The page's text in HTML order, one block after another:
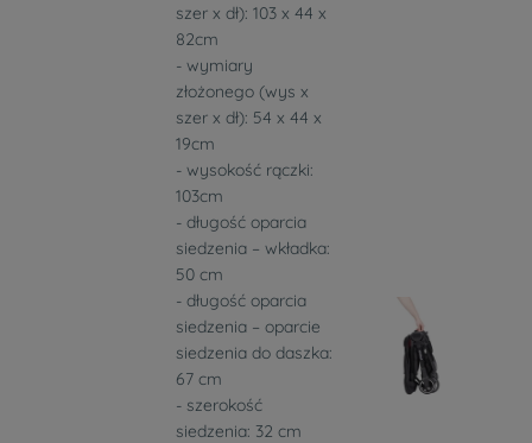
szer x dł): 103 x 44 x
82cm
- wymiary
złożonego (wys x
szer x dł): 54 x 44 x
19cm
- wysokość rączki:
103cm
- długość oparcia
siedzenia – wkładka:
50 cm
- długość oparcia
siedzenia – oparcie
siedzenia do daszka:
67 cm
- szerokość
siedzenia: 32 cm